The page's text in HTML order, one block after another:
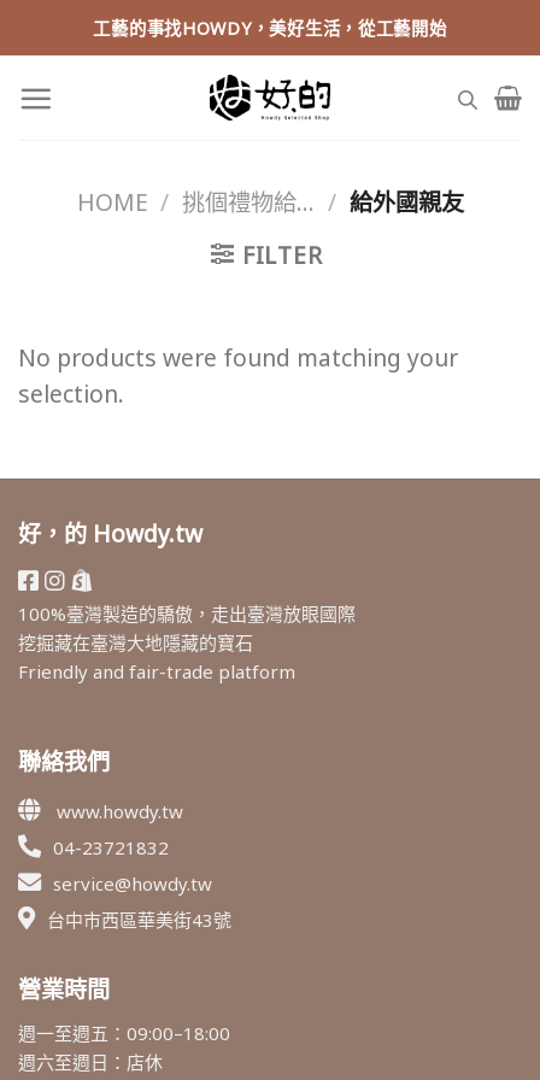
to
content
工藝的事找HOWDY，美好生活，從工藝開始
HOME / 挑個禮物給... / 給外國親友
FILTER
No products were found matching your
selection.
好，的 Howdy.tw
100%臺灣製造的驕傲，走出臺灣放眼國際
挖掘藏在臺灣大地隱藏的寶石
Friendly and fair-trade platform
聯絡我們
www.howdy.tw
04-23721832
service@howdy.tw
台中市西區華美街43號
營業時間
週一至週五：09:00–18:00
週六至週日：店休